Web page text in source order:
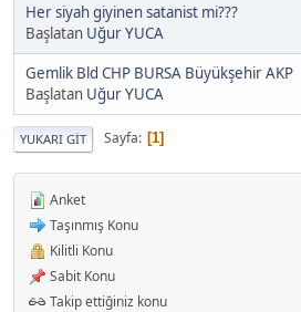
Her siyah giyinen satanist mi???
Başlatan Uğur YUCA
Gemlik Bld CHP BURSA Büyükşehir AKP
Başlatan Uğur YUCA
YUKARI GIT Sayfa 1
Anket
Taşınmış Konu
Kilitli Konu
Sabit Konu
Takip ettiğiniz konu